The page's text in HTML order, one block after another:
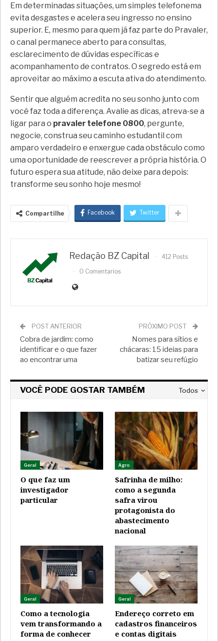
Em determinadas situações, um simples telefonema
evita desgastes e acelera seu ingresso no ensino
superior. E, mesmo para quem já faz parte do Pravaler,
o canal permanece aberto para consultas,
esclarecimento de dúvidas específicas e
acompanhamento de contratos. O segredo está em
aproveitar ao máximo a escuta ativa do atendimento.
Sentir que alguém acredita no seu sonho junto com
você faz toda a diferença. Avalie as dicas, atreva-se a
ligar para o pravaler telefone 0800, pergunte,
negocie, construa seu caminho estudantil com
amparo verdadeiro e enxergue cada obstáculo como
uma oportunidade de reescrever a própria história. O
futuro espera sua atitude, não deixe para depois:
transforme seu sonho hoje mesmo!
Compartilhe Facebook Twitter
Redação BZ Capital
412 Posts
0 Comentarios
POST ANTERIOR
Cobra de jardim: como
identificar e o que fazer
ao encontrar uma
PRÓXIMO POST
Nomes para sítios e
chácaras: 15 ideias para
batizar seu refúgio
Todos
VOCÊ PODE GOSTAR TAMBÉM
Geral
O que faz um
investigador
particular
Agro
Safrinha de milho:
como a segunda
safra virou
protagonista do
abastecimento
nacional
Geral
Como a tecnologia
vem transformando a
forma de conhecer
Geral
Endereço correto em
cadastros financeiros
e contas digitais